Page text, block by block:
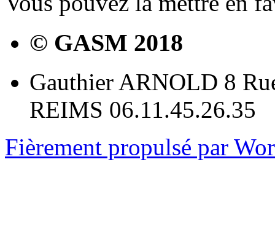
© GASM 2018
Gauthier ARNOLD 8
REIMS 06.11.45.26.35
Fièrement propulsé par